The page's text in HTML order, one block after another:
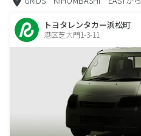
トヨタレンタカー浜松町
港区芝大門1-3-11